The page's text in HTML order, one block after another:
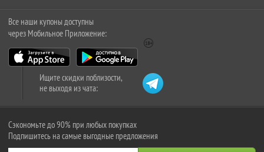
Все наши купоны доступны
через Мобильное Приложение:
Ищите скидки поблизости,
не выходя из чата:
Сэкономьте до 90% при любых покупках
Подпишитесь на самые выгодные предложения